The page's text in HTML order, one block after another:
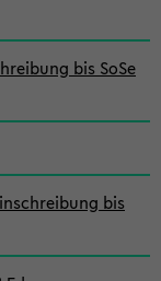
bis SoSe
bis